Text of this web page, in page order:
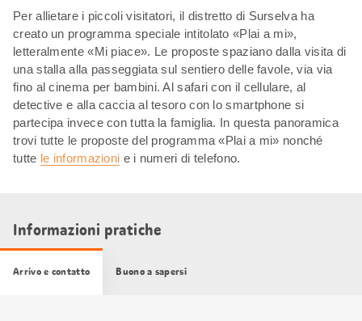
Per allietare i piccoli visitatori, il distretto di Surselva ha
creato un programma speciale intitolato «Plai a mi»,
letteralmente «Mi piace». Le proposte spaziano dalla visita di
una stalla alla passeggiata sul sentiero delle favole, via via
fino al cinema per bambini. Al safari con il cellulare, al
detective e alla caccia al tesoro con lo smartphone si
partecipa invece con tutta la famiglia. In questa panoramica
trovi tutte le proposte del programma «Plai a mi» nonché
tutte le informazioni e i numeri di telefono.
Informazioni pratiche
Arrivo e contatto Buono a sapersi